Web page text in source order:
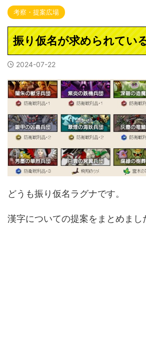
考察・提案広場
振り仮名が求められてい
2024-07-22
どうも振り仮名ラグナです。
漢字についての提案をまとめまし